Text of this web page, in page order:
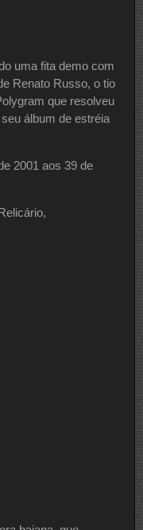
uma fita demo com
Renato Russo, o tio
que resolveu
álbum de estréia
2001 aos 39 de